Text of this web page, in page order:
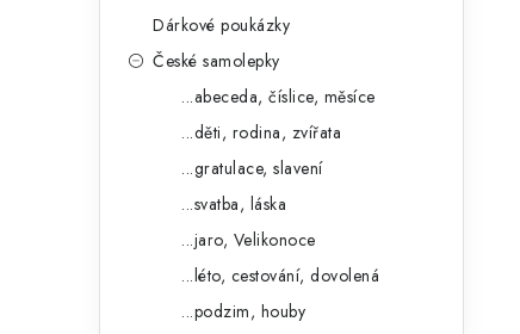
Dárkové poukázky
České samolepky
...abeceda, číslice, měsíce
...děti, rodina, zvířata
...gratulace, slavení
...svatba, láska
...jaro, Velikonoce
...léto, cestování, dovolená
...podzim, houby